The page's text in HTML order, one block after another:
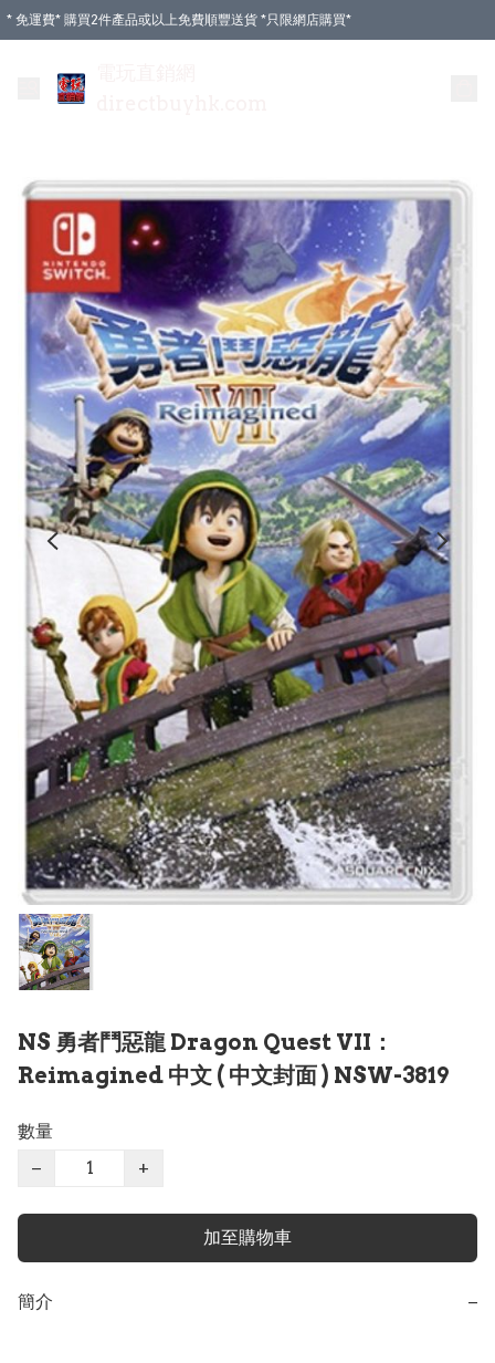
* 免運費* 購買2件產品或以上免費順豐送貨 *只限網店購買*
NS 勇者鬥惡龍 Dragon Quest VII：
Reimagined 中文 ( 中文封面 ) NSW-3819
數量
−
+
加至購物車
簡介 −